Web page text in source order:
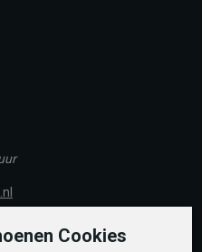
Cookies